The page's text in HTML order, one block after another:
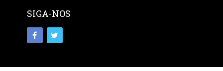
SIGA-NOS